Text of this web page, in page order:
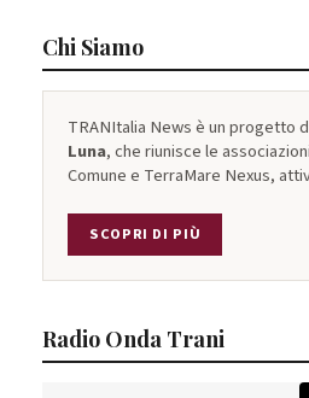
Chi Siamo
TRANItalia News è un progetto
Luna, che riunisce le
Comune e TerraMare Nexus,
SCOPRI DI PIÙ
Radio Onda Trani